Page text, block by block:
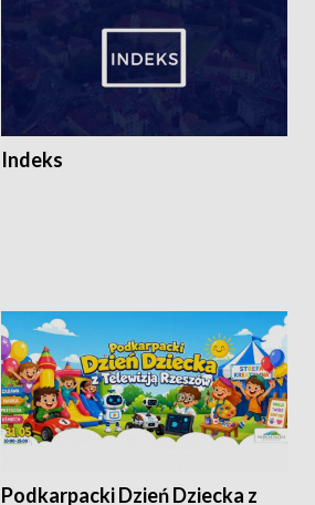
Indeks
Podkarpacki Dzień Dziecka z